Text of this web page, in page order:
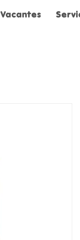
Vacantes